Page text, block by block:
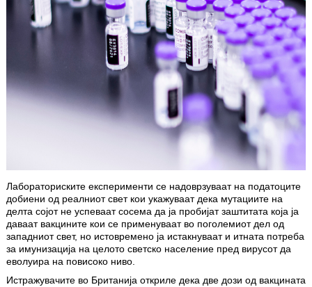
Лабораториските експерименти се надоврзуваат на податоците
добиени од реалниот свет кои укажуваат дека мутациите на
делта сојот не успеваат сосема да ја пробијат заштитата која ја
даваат вакцините кои се применуваат во поголемиот дел од
западниот свет, но истовремено ја истакнуваат и итната потреба
за имунизација на целото светско население пред вирусот да
еволуира на повисоко ниво.
Истражувачите во Британија откриле дека две дози од вакцината